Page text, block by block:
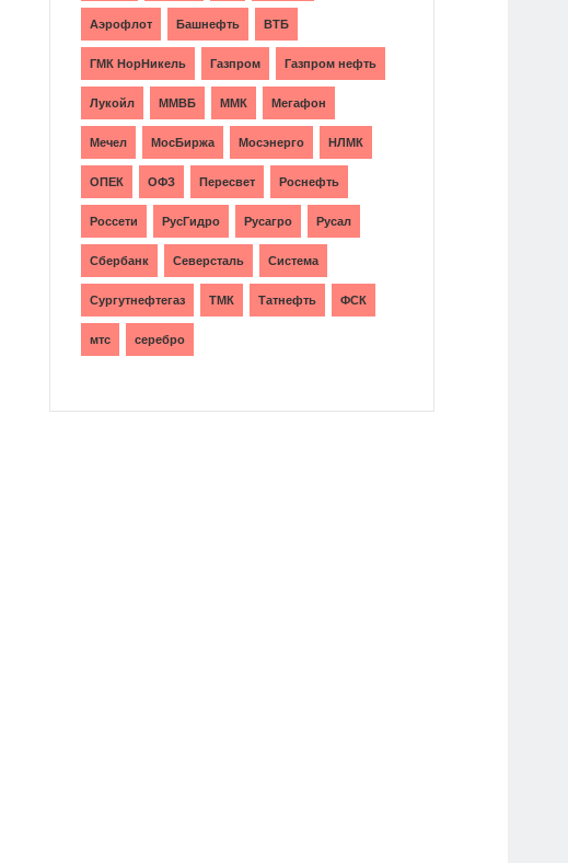
Аэрофлот Башнефть ВТБ
ГМК НорНикель Газпром Газпром нефть
Лукойл ММВБ ММК Мегафон
Мечел МосБиржа Мосэнерго НЛМК
ОПЕК ОФЗ Пересвет Роснефть
Россети РусГидро Русагро Русал
Сбербанк Северсталь Система
Сургутнефтегаз ТМК Татнефть ФСК
мтс серебро